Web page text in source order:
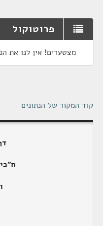
פרוטוקול
מצטערים! אין לנו את
קוד המקור של הנתונים